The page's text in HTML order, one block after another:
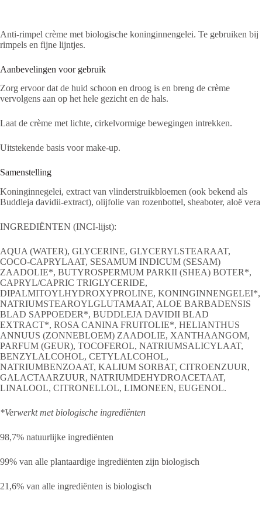
Anti-rimpel crème met biologische koninginnengelei. Te gebruiken bij
rimpels en fijne lijntjes.
Aanbevelingen voor gebruik
Zorg ervoor dat de huid schoon en droog is en breng de crème
vervolgens aan op het hele gezicht en de hals.
Laat de crème met lichte, cirkelvormige bewegingen intrekken.
Uitstekende basis voor make-up.
Samenstelling
Koninginnegelei, extract van vlinderstruikbloemen (ook bekend als
Buddleja davidii-extract), olijfolie van rozenbottel, sheaboter, aloë vera
INGREDIËNTEN (INCI-lijst):
AQUA (WATER), GLYCERINE, GLYCERYLSTEARAAT,
COCO-CAPRYLAAT, SESAMUM INDICUM (SESAM)
ZAADOLIE*, BUTYROSPERMUM PARKII (SHEA) BOTER*,
CAPRYL/CAPRIC TRIGLYCERIDE,
DIPALMITOYLHYDROXYPROLINE, KONINGINNENGELEI*,
NATRIUMSTEAROYLGLUTAMAAT, ALOE BARBADENSIS
BLAD SAPPOEDER*, BUDDLEJA DAVIDII BLAD
EXTRACT*, ROSA CANINA FRUITOLIE*, HELIANTHUS
ANNUUS (ZONNEBLOEM) ZAADOLIE, XANTHAANGOM,
PARFUM (GEUR), TOCOFEROL, NATRIUMSALICYLAAT,
BENZYLALCOHOL, CETYLALCOHOL,
NATRIUMBENZOAAT, KALIUM SORBAT, CITROENZUUR,
GALACTAARZUUR, NATRIUMDEHYDROACETAAT,
LINALOOL, CITRONELLOL, LIMONEEN, EUGENOL.
*Verwerkt met biologische ingrediënten
98,7% natuurlijke ingrediënten
99% van alle plantaardige ingrediënten zijn biologisch
21,6% van alle ingrediënten is biologisch